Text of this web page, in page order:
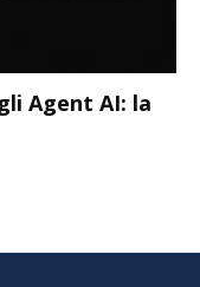
Agent AI: la